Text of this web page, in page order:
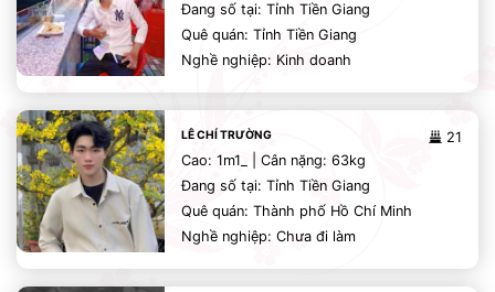
Đang số tại: Tỉnh Tiền Giang
Quê quán: Tỉnh Tiền Giang
Nghề nghiệp: Kinh doanh
21
LÊ CHÍ TRƯỜNG
Cao: 1m1_ | Cân nặng: 63kg
Đang số tại: Tỉnh Tiền Giang
Quê quán: Thành phố Hồ Chí Minh
Nghề nghiệp: Chưa đi làm